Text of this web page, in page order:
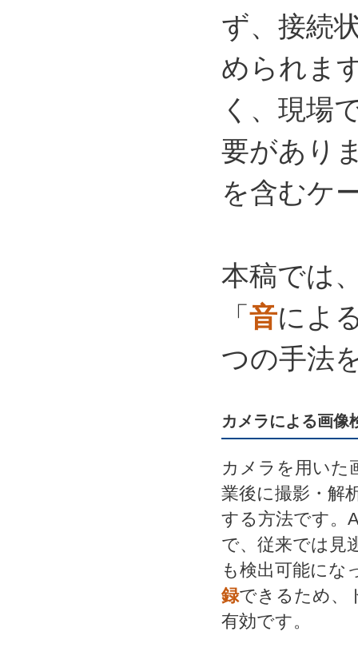
ず、接続
められま
く、現場
要があり
を含むケ
本稿では
「 音によ
つの手法
カメラによる画像
カメラを用いた
業後に撮影・解
する方法です。
で、従来では見
も検出可能にな
録できるため、
有効です。